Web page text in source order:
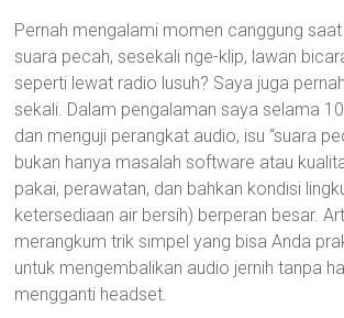
Pernah mengalami momen canggung
suara pecah, sesekali nge-klip, lawan
seperti lewat radio lusuh? Saya juga
sekali. Dalam pengalaman saya selama
dan menguji perangkat audio, isu “suara
bukan hanya masalah software atau
pakai, perawatan, dan bahkan kondisi
ketersediaan air bersih) berperan besar.
merangkum trik simpel yang bisa Anda
untuk mengembalikan audio jernih tanpa
mengganti headset.